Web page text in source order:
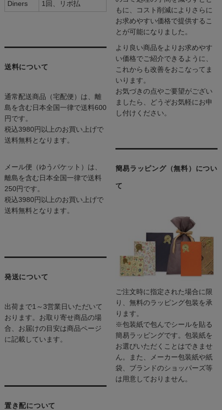
Diners 1回、リボ払
送料について
通常配送商品（宅配便）は、離
島を含む日本全国一律で送料600
円です。
税込3980円以上のお買い上げで
送料無料となります。
メール便（ゆうパケット）は、
離島を含む日本全国一律で送料
250円です。
税込3980円以上のお買い上げで
送料無料となります。
発送について
出荷まで1～3営業日いただいて
おります。お取り寄せ商品の場
合、お届けの目安は商品ページ
に記載しています。
置き配について
もに、コスト削減によりさらに
お求めやすい価格で提供するこ
とが可能になりました。
より良い商品をよりお求めやす
い価格でご紹介できるように、
これからも改善をおこなってま
いります。
お気づきの点やご要望がござい
ましたら、どうぞお気軽にお申
し付けください。
簡易ラッピング（無料）につい
て
ご注文時に指定された場合に限
り、無料のラッピング包装を承
ります。
※包装紙で包んでシールを貼る
簡易ラッピングです。包装紙を
お選びいただくことはできませ
ん。また、メーカー包装紙や紙
袋、ブランドのショッパーズ等
は用意しておりません。